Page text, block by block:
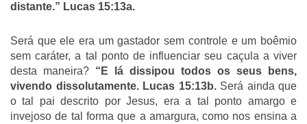
distante.” Lucas 15:13a.
Será que ele era um gastador sem controle e um boêmio
sem caráter, a tal ponto de influenciar seu caçula a viver
desta maneira? “E lá dissipou todos os seus bens,
vivendo dissolutamente. Lucas 15:13b. Será ainda que
o tal pai descrito por Jesus, era a tal ponto amargo e
invejoso de tal forma que a amargura, como nos ensina a